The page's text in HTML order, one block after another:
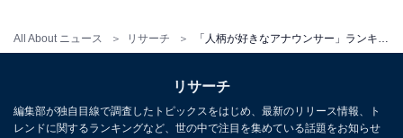
All About ニュース リサーチ
リサーチ
編集部が独自目線で調査したトピックスをはじめ、最新のリリース情報、ト
レンドに関するランキングなど、世の中で注目を集めている話題をお知らせ